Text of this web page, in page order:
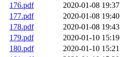
176.pdf
2020-01-08 19:37
177.pdf
2020-01-08 19:40
178.pdf
2020-01-08 19:43
179.pdf
2020-01-10 15:19
180.pdf
2020-01-10 15:21